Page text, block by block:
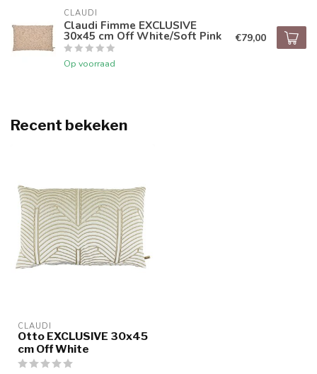
CLAUDI
Claudi Fimme EXCLUSIVE
30x45 cm Off White/Soft Pink
Op voorraad
€79,00
Recent bekeken
CLAUDI
Otto EXCLUSIVE 30x45
cm Off White